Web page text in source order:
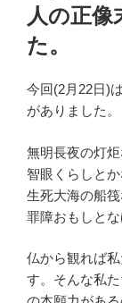
人の正
た。
今回(2月22日)
がありました。
無明長夜の灯炬
智眼くらしと
生死大海の船筏
罪障おもしと
仏から観れば
す。そんな私